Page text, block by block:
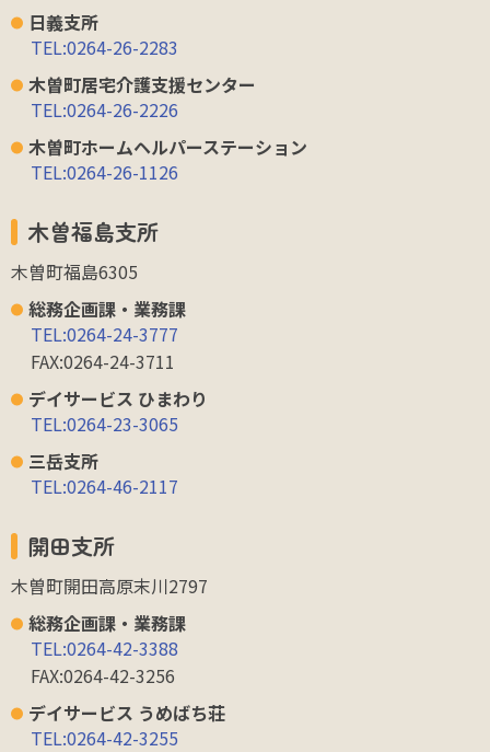
日義支所
TEL:0264-26-2283
木曽町居宅介護支援センター
TEL:0264-26-2226
木曽町ホームヘルパーステーション
TEL:0264-26-1126
木曽福島支所
木曽町福島6305
総務企画課・業務課
TEL:0264-24-3777
FAX:0264-24-3711
デイサービス ひまわり
TEL:0264-23-3065
三岳支所
TEL:0264-46-2117
開田支所
木曽町開田高原末川2797
総務企画課・業務課
TEL:0264-42-3388
FAX:0264-42-3256
デイサービス うめばち荘
TEL:0264-42-3255